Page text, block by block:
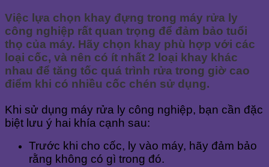
Việc lựa chọn khay đựng trong máy rửa ly
công nghiệp rất quan trọng để đảm bảo tuổi
thọ của máy. Hãy chọn khay phù hợp với các
loại cốc, và nên có ít nhất 2 loại khay khác
nhau để tăng tốc quá trình rửa trong giờ cao
điểm khi có nhiều cốc chén sử dụng.
Khi sử dụng máy rửa ly công nghiệp, bạn cần đặc
biệt lưu ý hai khía cạnh sau:
Trước khi cho cốc, ly vào máy, hãy đảm bảo
rằng không có gì trong đó.